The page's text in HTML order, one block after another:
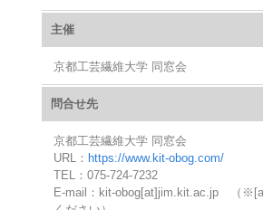
主催
京都工芸繊維大学 同窓会
問合せ先
京都工芸繊維大学 同窓会
URL： https://www.kit-obog.com/
TEL：075-724-7232
E-mail：kit-obog[at]jim.kit.ac.jp （